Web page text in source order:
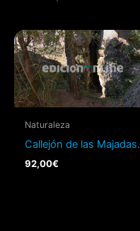
Naturaleza
Callejón de las Majadas.
92,00€